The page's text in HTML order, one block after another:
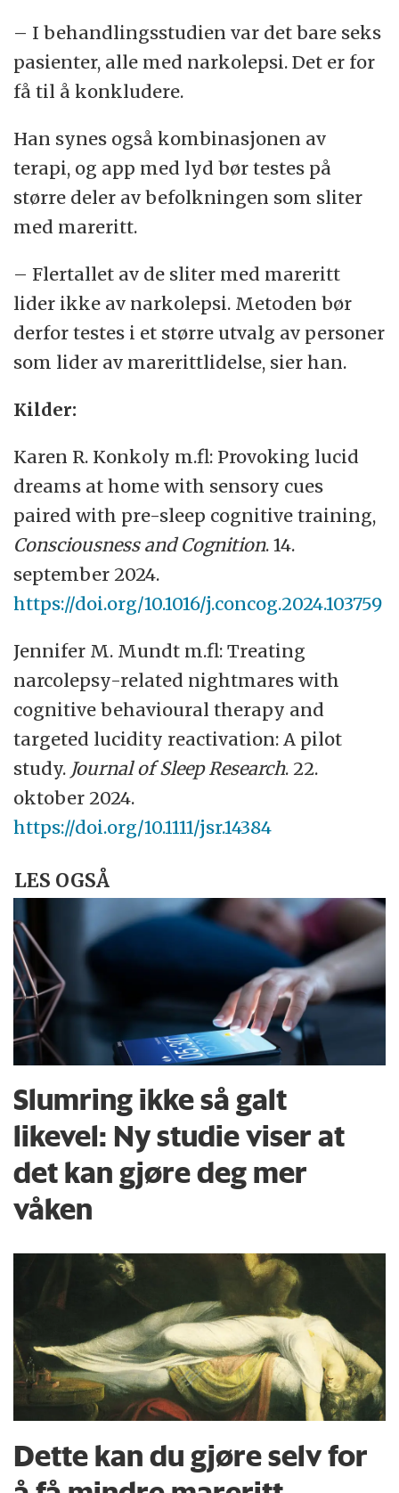
– I behandlingsstudien var det bare seks
pasienter, alle med narkolepsi. Det er for
få til å konkludere.
Han synes også kombinasjonen av
terapi, og app med lyd bør testes på
større deler av befolkningen som sliter
med mareritt.
– Flertallet av de sliter med mareritt
lider ikke av narkolepsi. Metoden bør
derfor testes i et større utvalg av personer
som lider av marerittlidelse, sier han.
Kilder:
Karen R. Konkoly m.fl: Provoking lucid
dreams at home with sensory cues
paired with pre-sleep cognitive training,
Consciousness and Cognition. 14.
september 2024.
https://doi.org/10.1016/j.concog.2024.103759
Jennifer M. Mundt m.fl: Treating
narcolepsy-related nightmares with
cognitive behavioural therapy and
targeted lucidity reactivation: A pilot
study. Journal of Sleep Research. 22.
oktober 2024.
https://doi.org/10.1111/jsr.14384
LES OGSÅ
Slumring ikke så galt
likevel: Ny studie viser at
det kan gjøre deg mer
våken
Dette kan du gjøre selv for